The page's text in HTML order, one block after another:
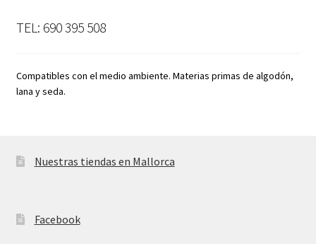
TEL: 690 395 508
Compatibles con el medio ambiente. Materias primas de algodón,
lana y seda.
Nuestras tiendas en Mallorca
Facebook